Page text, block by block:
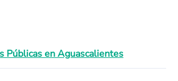
Públicas en Aguascalientes